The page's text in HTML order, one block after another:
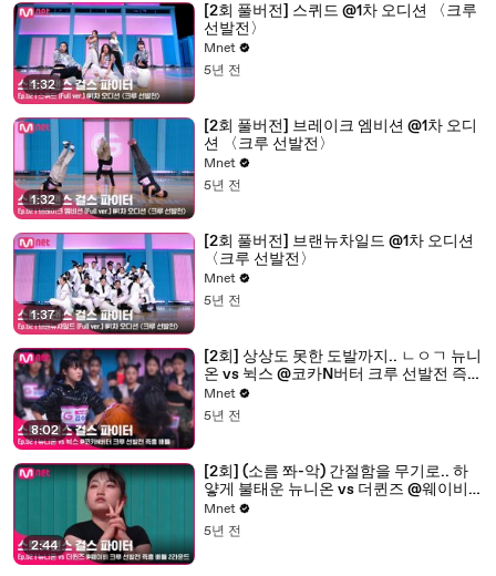
1:32
[2회 풀버전] 스퀴드 @1차 오디션 〈크루
선발전〉
Mnet
5년 전
1:32
[2회 풀버전] 브레이크 엠비션 @1차 오디
션 〈크루 선발전〉
Mnet
5년 전
1:37
[2회 풀버전] 브랜뉴차일드 @1차 오디션
〈크루 선발전〉
Mnet
5년 전
8:02
[2회] 상상도 못한 도발까지.. ㄴㅇㄱ 뉴니
온 vs 뉙스 @코카N버터 크루 선발전 즉흥
배틀
Mnet
5년 전
2:44
[2회] (소름 쫘-악) 간절함을 무기로.. 하
얗게 불태운 뉴니온 vs 더퀸즈 @웨이비
크루 선발전 즉흥 배틀 2라운드
Mnet
5년 전